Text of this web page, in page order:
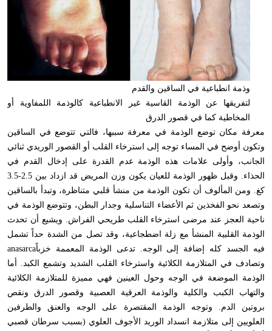
وذمة انطباعية في الساقين والقدم
لتفريقها عن الوذمة القاسية غير الانطباعية كالوذمة اللمفاوية أو
المخاطية كما في قصور الدرق
معرفة مكان توضع الوذمة في معرفة سببها، فالتي تتوضع في الساقين
وتكون أوضح في المساء توجه إلى استرخاء القلب أو القصور الوريدي ثنائي
الجانب، وأولى علامات هذه الوذمة عدم القدرة على إدخال القدم في
الحذاء. وقبل ظهور الوذمة للعيان يكون وزن المريض قد ازداد بين 2.5-3.5
كغ. ومن المألوف أن تكون الوذمة من منشأ قلبي متناظرة، وتبدأ بالساقين
وتصعد نحو الفخذين ثم الأعضاء التناسلية وجدار البطن، وتتوضع الوذمة في
ناحية العجز عند مرضى استرخاء القلب طريحي الفراش. ويشيع أن تحدث
الوذمة القلبية المنشأ مع زلة اضطجاعية، وقد تصل من الشدة حداً تشمل
فيه الجسد كله إضافة إلى الوجه. تدعى الوذمة المعممة خزباًanasarca
وتصادف في المتلازمة الكلائية واسترخاء القلب الشديد وتشمع الكبد. أما
الوذمة الموضعة في الوجه وحول العينين فهي مميزة للمتلازمة الكلائية
والتهاب الكبب والكلية والوذمة العرقية العصبية وقصور الدرق ونقص
بروتين الدم. وتوجه الوذمة المقتصرة على الوجه والعنق والطرفين
العلويين إلى متلازمة انسداد الوريد الأجوف العلوي (بسبب سرطان قصبي